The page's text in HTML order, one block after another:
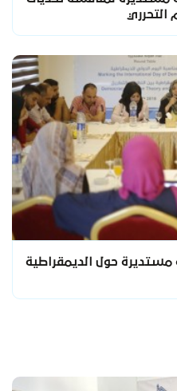
التحرري
مستديرة حول الديمقراطية